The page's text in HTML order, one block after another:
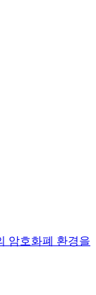
암호화폐 환경을